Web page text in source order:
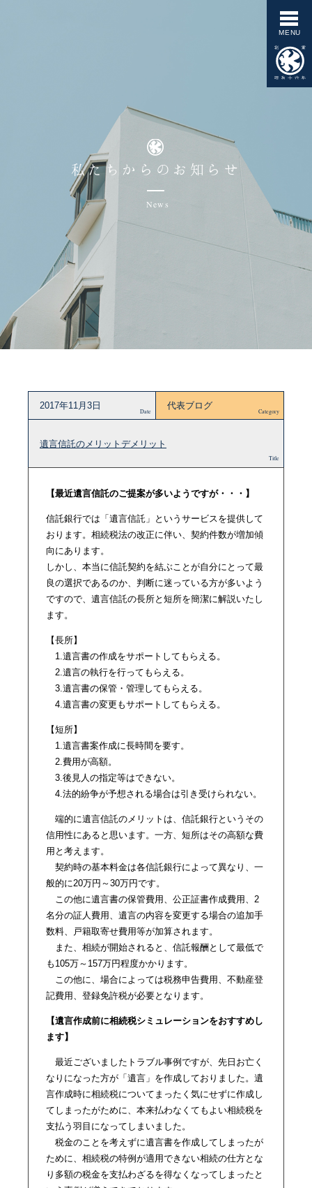
私たちからのお知らせ
News
2017年11月3日
Date
代表ブログ
Category
遺言信託のメリットデメリット
Title
【最近遺言信託のご提案が多いようですが・・・】
信託銀行では「遺言信託」というサービスを提供して
おります。相続税法の改正に伴い、契約件数が増加傾
向にあります。
しかし、本当に信託契約を結ぶことが自分にとって最
良の選択であるのか、判断に迷っている方が多いよう
ですので、遺言信託の長所と短所を簡潔に解説いたし
ます。
【長所】
1.遺言書の作成をサポートしてもらえる。
2.遺言の執行を行ってもらえる。
3.遺言書の保管・管理してもらえる。
4.遺言書の変更もサポートしてもらえる。
【短所】
1.遺言書案作成に長時間を要す。
2.費用が高額。
3.後見人の指定等はできない。
4.法的紛争が予想される場合は引き受けられない。
端的に遺言信託のメリットは、信託銀行というその
信用性にあると思います。一方、短所はその高額な費
用と考えます。
契約時の基本料金は各信託銀行によって異なり、一
般的に20万円～30万円です。
この他に遺言書の保管費用、公正証書作成費用、2
名分の証人費用、遺言の内容を変更する場合の追加手
数料、戸籍取寄せ費用等が加算されます。
また、相続が開始されると、信託報酬として最低で
も105万～157万円程度かかります。
この他に、場合によっては税務申告費用、不動産登
記費用、登録免許税が必要となります。
【遺言作成前に相続税シミュレーションをおすすめし
ます】
最近ございましたトラブル事例ですが、先日お亡く
なりになった方が「遺言」を作成しておりました。遺
言作成時に相続税についてまったく気にせずに作成し
てしまったがために、本来払わなくてもよい相続税を
支払う羽目になってしまいました。
税金のことを考えずに遺言書を作成してしまったが
ために、相続税の特例が適用できない相続の仕方とな
り多額の税金を支払わざるを得なくなってしまったと